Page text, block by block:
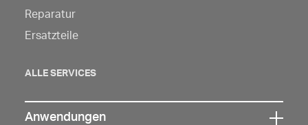
die
Reparatur
Ersatzteile
ALLE SERVICES
Anwendungen